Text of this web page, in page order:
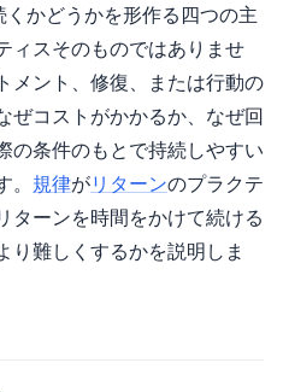
かどうかを形作る四つの主
ィスそのものではありませ
メント、修復、または行動の
ぜコストがかかるか、なぜ回
の条件のもとで持続しやすい
規律がリターンのプラクテ
ターンを時間をかけて続ける
り難しくするかを説明しま